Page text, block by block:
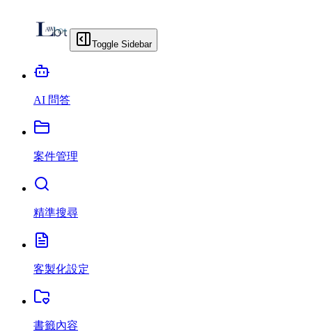
Toggle Sidebar
AI 問答
案件管理
精準搜尋
客製化設定
書籤內容